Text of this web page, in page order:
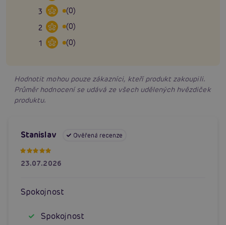
3
(0)
2
(0)
1
(0)
Hodnotit mohou pouze zákazníci, kteří produkt zakoupili.
Průměr hodnocení se udává ze všech udělených hvězdiček
produktu.
Stanislav Ověřená recenze
23.07.2026
Spokojnost
Spokojnost